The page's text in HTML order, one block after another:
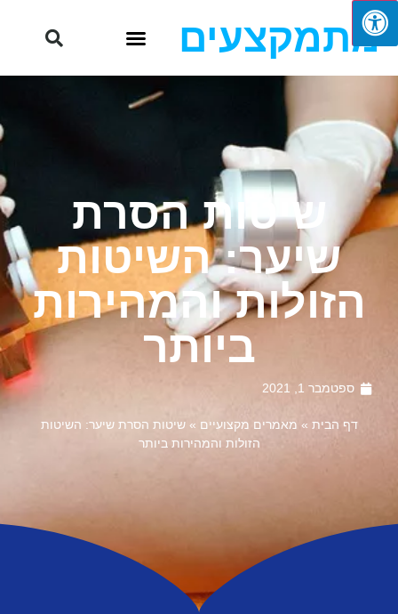
מתמקצעים
שיטות הסרת
שיער: השיטות
הזולות והמהירות
ביותר
ספטמבר 1, 2021
דף הבית » מאמרים מקצועיים »שיטות הסרת שיער: השיטות
הזולות והמהירות ביותר